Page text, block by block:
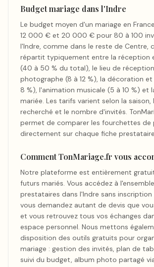
Budget mariage dans l'Indre
Le budget moyen d'un mariage en
12 000 € et 20 000 € pour 80 à 100
l'Indre, comme dans le reste de Centre,
répartit typiquement entre la réception
(40 à 50 % du total), le lieu de
photographe (8 à 12 %), la décoration et
8 %), l'animation musicale (5 à 10 %) et
mariée. Les tarifs varient selon la saison,
recherché et le nombre d'invités.
permet de comparer les fourchettes de
directement sur chaque fiche
Comment TonMariage.fr vous
Notre plateforme est entièrement
futurs mariés. Vous accédez à
prestataires dans l'Indre sans
vous demandez autant de devis que
et vous retrouvez tous vos échanges
espace personnel. Nous mettons
disposition des outils gratuits pour
mariage : gestion des invités, plan de
suivi du budget, album photo partagé